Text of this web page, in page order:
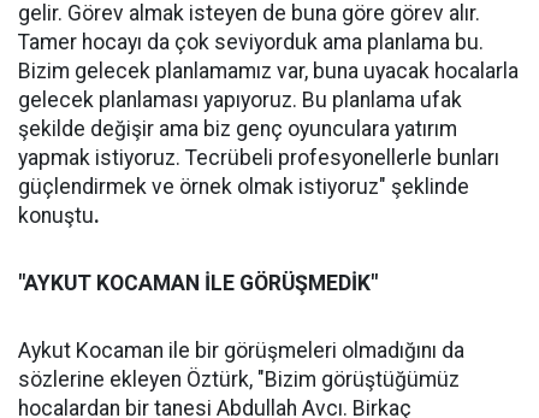
gelir. Görev almak isteyen de buna göre görev alır.
Tamer hocayı da çok seviyorduk ama planlama bu.
Bizim gelecek planlamamız var, buna uyacak hocalarla
gelecek planlaması yapıyoruz. Bu planlama ufak
şekilde değişir ama biz genç oyunculara yatırım
yapmak istiyoruz. Tecrübeli profesyonellerle bunları
güçlendirmek ve örnek olmak istiyoruz" şeklinde
konuştu.
"AYKUT KOCAMAN İLE GÖRÜŞMEDİK"
Aykut Kocaman ile bir görüşmeleri olmadığını da
sözlerine ekleyen Öztürk, "Bizim görüştüğümüz
hocalardan bir tanesi Abdullah Avcı. Birkaç